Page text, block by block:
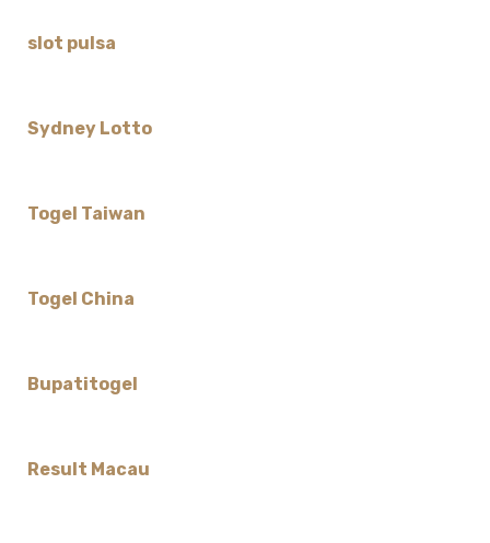
slot pulsa
Sydney Lotto
Togel Taiwan
Togel China
Bupatitogel
Result Macau